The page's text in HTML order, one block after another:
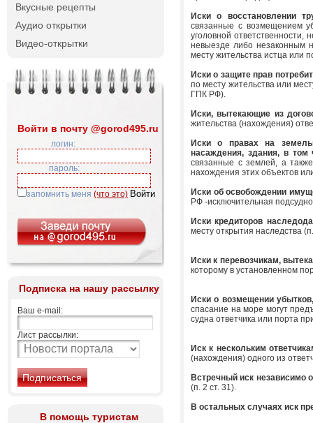
Вкусные рецепты
Аудио открытки
Видео-открытки
Войти в почту @gorod495.ru
логин:
пароль:
запомнить меня (что это)
Подписка на нашу рассылку
Ваш e-mail:
Лист рассылки:
В помощь туристам
Иски о восстановлении
связанные с возмещением
уголовной
невыезде либо незаконным
месту жительства истца или
Иски о защите прав
по месту жительства или
ГПК РФ).
Иски, вытекающие из
жительства (нахождения)
Иски о правах на
насаждения, здания, в
связанные с землей, а
нахождения этих объектов
Иски об освобождении
РФ -исключительная
Иски кредиторов
месту открытия наследства
Иски к перевозчикам,
которому в установленном
Иски о возмещении
спасание на море могут
судна ответчика или порта
Иск к нескольким
(нахождения) одного из
Встречный иск независимо
(п. 2 ст. 31).
В остальных случаях иск